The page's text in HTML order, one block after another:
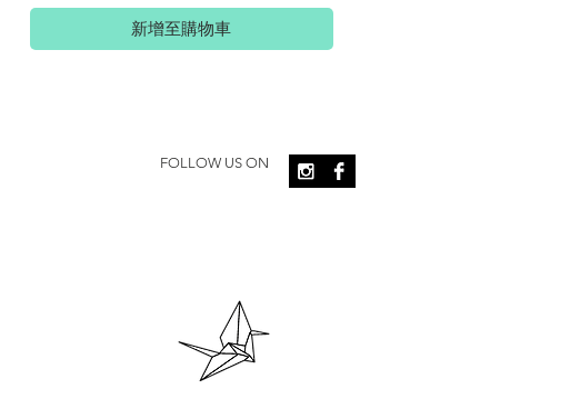
新增至購物車
FOLLOW US ON